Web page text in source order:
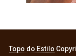
Topo do Estilo